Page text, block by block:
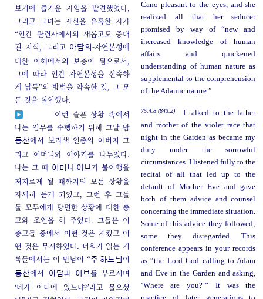
보기에 즐거운 자임을 발견했었다,
그리고 그녀는 자신을 유혹한 자가
“인간 관련사에서의 새롭고도 증대
된 지식, 그리고 아담의-자연본성에
대한 이해에서의 보충이 됨으로서,
그에 따라 인간 자연본성을 신속하
게 납득”의 방법을 약속한 것, 그 모
든 것을 실현했다.
Cano pleasant to the eyes, and she
realized all that her seducer
promised by way of “new and
increased knowledge of human
affairs and quickened
understanding of human nature as
supplemental to the comprehension
of the Adamic nature.”
이런 슬픈 상황 속에서
나는 임무를 수행하기 위해 그날 밤
동산에서 보라색 인종의 아버지 그
리고 어머니와 이야기를 나누었다.
나는 그 때 어머니 이브가 불이행을
저지르게 될 때까지의 모든 상황을
자세히 듣게 되었고, 그런 후 그들
둘 모두에게 당면한 상황에 대한 충
고와 조언을 해 주었다. 그들은 이
충고들 중에서 어떤 것은 지켰고 어
떤 것은 무시하였다. 너희가 읽는 기
록들에서는 이 만남이 “주 하느님 이
동산에서 아담과 이브를 부르시며
‘네가 어디에 있느냐?’라고 물으셨
75:4.8 (843.2)
I talked to the father
and mother of the violet race that
night in the Garden as became my
duty under the sorrowful
circumstances. I listened fully to the
recital of all that led up to the
default of Mother Eve and gave
both of them advice and counsel
concerning the immediate situation.
Some of this advice they followed;
some they disregarded. This
conference appears in your records
as “the Lord God calling to Adam
and Eve in the Garden and asking,
‘Where are you?’” It was the